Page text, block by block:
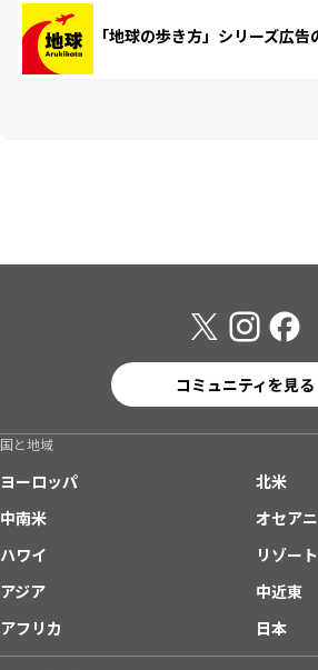
「地球の歩き方」シリーズ広告
コミュニティを見る
国と地域
ヨーロッパ
北米
中南米
オセア
ハワイ
リゾート
アジア
中近東
アフリカ
日本